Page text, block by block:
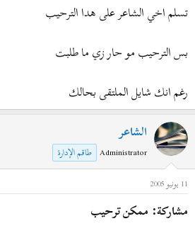
تسلم اخي الشاعر على هدا الترحيب
بس الترحيب مو حار زي ما طلبت
رغم انك شايل الملتقى بحالك
الشاعر
Administrator طاقم الإدارة
11 يونيو 2005
مشاركة: ممكن ترحيب